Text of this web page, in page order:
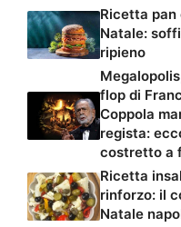
Ricetta
Natale:
ripieno
flop di
Coppola
regista:
costretto a
Ricetta
rinforzo: il
Natale